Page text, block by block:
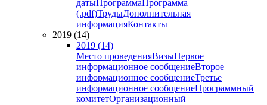
датыПрограммаПрограмма
(.pdf)ТрудыДополнительная
информацияКонтакты
2019 (14)
2019 (14)
Место проведенияВизыПервое
информационное сообщениеВторое
информационное сообщениеТретье
информационное сообщениеПрограммный
комитетОрганизационный